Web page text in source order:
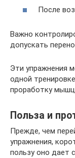
После
Важно
допускать
Эти упражнения
одной
проработку
Польза и
Прежде, чем
упражнения,
пользу оно дает